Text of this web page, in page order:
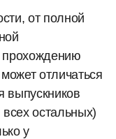
от полной
прохождению
отличаться
выпускников
остальных)
у